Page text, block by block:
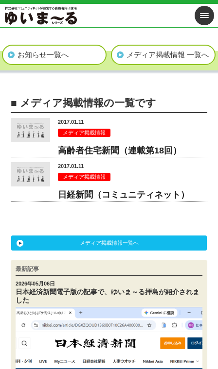
お知らせ一覧へ メディア掲載情報 一覧へ
■ メディア掲載情報の一覧です
2017.01.11
メディア掲載情報
高齢者住宅新聞（連載第18回）
2017.01.11
メディア掲載情報
日経新聞（コミュニティネット）
メディア掲載情報一覧へ
最新記事
2026年05月06日
日本経済新聞電子版の記事で、ゆいま～る拝島が紹介されま
した